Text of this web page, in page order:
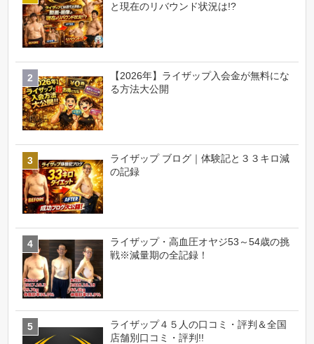
と現在のリバウンド状況は!?
【2026年】ライザップ入会金が無料にな
る方法大公開
ライザップ ブログ｜体験記と３３キロ減
の記録
ライザップ・高血圧オヤジ53～54歳の挑
戦※減量期の全記録！
ライザップ４５人の口コミ・評判＆全国
店舗別口コミ・評判!!